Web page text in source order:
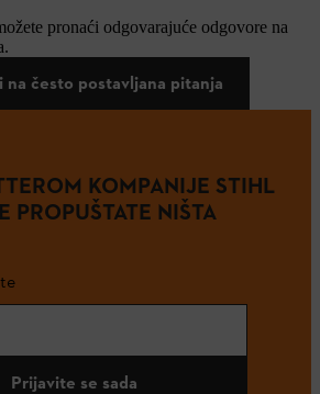
pronaći odgovarajuće odgovore na
često postavljana pitanja
KOMPANIJE STIHL
PROPUŠTATE NIŠTA
Prijavite se sada